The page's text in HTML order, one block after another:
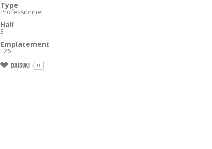
Type
Professionnel
Hall
3
Emplacement
E26
Daisuki 0